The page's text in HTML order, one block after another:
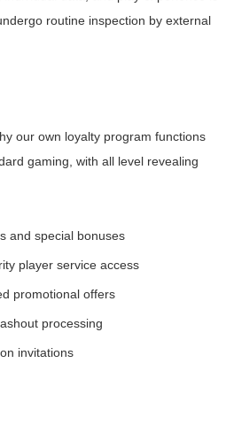
routine inspection by external
our own loyalty program functions
gaming, with all level revealing
and special bonuses
player service access
promotional offers
processing
invitations